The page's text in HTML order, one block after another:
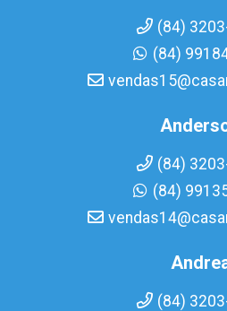
(84)
(84)
(84)
(84)
(84)